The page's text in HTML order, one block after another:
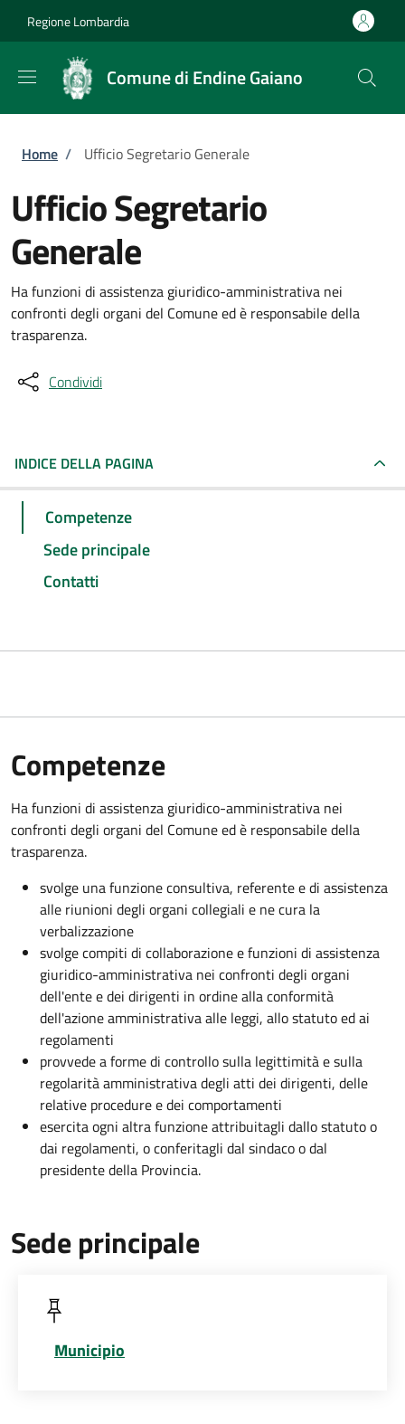
Regione Lombardia
Comune di Endine Gaiano
Briciole di pane
Home / Ufficio Segretario Generale
Ufficio Segretario
Generale
Ha funzioni di assistenza giuridico-amministrativa nei
confronti degli organi del Comune ed è responsabile della
trasparenza.
Condividi
INDICE DELLA PAGINA
Competenze
Sede principale
Contatti
Competenze
Ha funzioni di assistenza giuridico-amministrativa nei
confronti degli organi del Comune ed è responsabile della
trasparenza.
svolge una funzione consultiva, referente e di assistenza
alle riunioni degli organi collegiali e ne cura la
verbalizzazione
svolge compiti di collaborazione e funzioni di assistenza
giuridico-amministrativa nei confronti degli organi
dell'ente e dei dirigenti in ordine alla conformità
dell'azione amministrativa alle leggi, allo statuto ed ai
regolamenti
provvede a forme di controllo sulla legittimità e sulla
regolarità amministrativa degli atti dei dirigenti, delle
relative procedure e dei comportamenti
esercita ogni altra funzione attribuitagli dallo statuto o
dai regolamenti, o conferitagli dal sindaco o dal
presidente della Provincia.
Sede principale
Municipio